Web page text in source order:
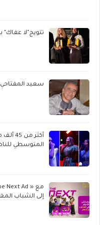
تتويج"لا عفاك"
سعيد المفتاحي
أكثر
المتوسطي
إلى الشباب